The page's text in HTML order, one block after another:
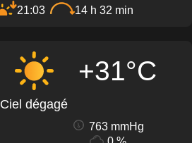
21:03 14 h 32 min
+31°C
Ciel dégagé
763 mmHg